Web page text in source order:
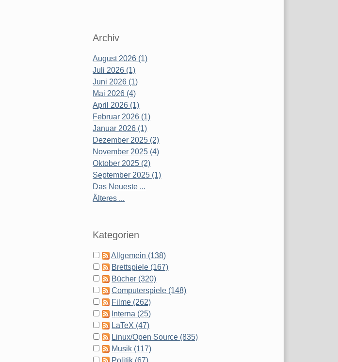
Archiv
August 2026 (1)
Juli 2026 (1)
Juni 2026 (1)
Mai 2026 (4)
April 2026 (1)
Februar 2026 (1)
Januar 2026 (1)
Dezember 2025 (2)
November 2025 (4)
Oktober 2025 (2)
September 2025 (1)
Das Neueste ...
Älteres ...
Kategorien
Allgemein (138)
Brettspiele (167)
Bücher (320)
Computerspiele (148)
Filme (262)
Interna (25)
LaTeX (47)
Linux/Open Source (835)
Musik (117)
Politik (67)